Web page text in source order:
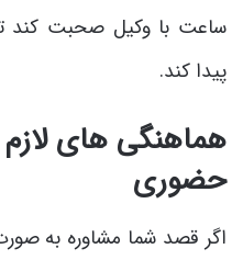
ساعت با وکیل صحبت کند
پیدا کند.
هماهنگی ‌های لازم
حضوری
اگر قصد شما مشاوره به